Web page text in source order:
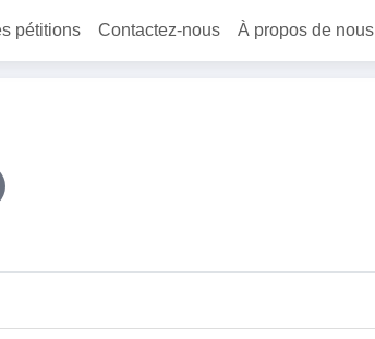
pétitions Contactez-nous À propos de nous